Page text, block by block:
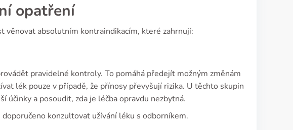
opatření
věnovat absolutním kontraindikacím, které zahrnují:
pravidelné kontroly. To pomáhá předejít možným změnám
lék pouze v případě, že přínosy převyšují rizika. U těchto skupin
účinky a posoudit, zda je léčba opravdu nezbytná.
konzultovat užívání léku s odborníkem.